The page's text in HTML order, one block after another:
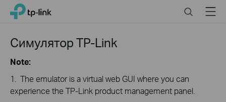
Click
navigation
TP-Link, Reliably Smart SearchMenu
Симулятор TP-Link
Note:
1. The emulator is a virtual web GUI where you can
experience the TP-Link product management panel.